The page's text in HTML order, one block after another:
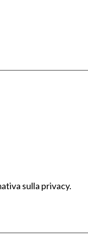
sulla privacy.